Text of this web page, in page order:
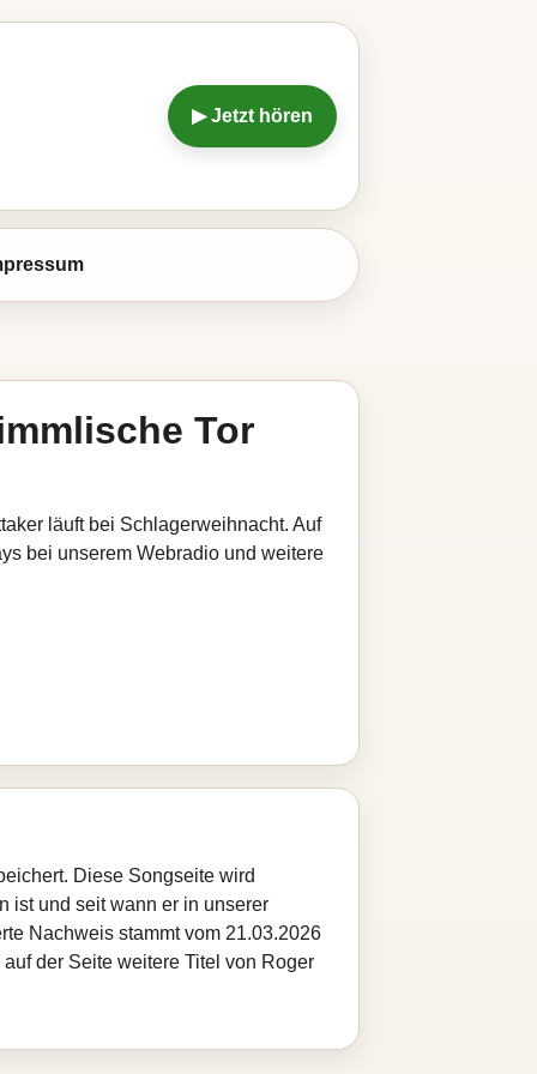
▶ Jetzt hören
Tor
läuft bei Schlagerweihnacht. Auf
bei unserem Webradio und weitere
Diese Songseite wird
ist und seit wann er in unserer
Nachweis stammt vom 21.03.2026
der Seite weitere Titel von Roger